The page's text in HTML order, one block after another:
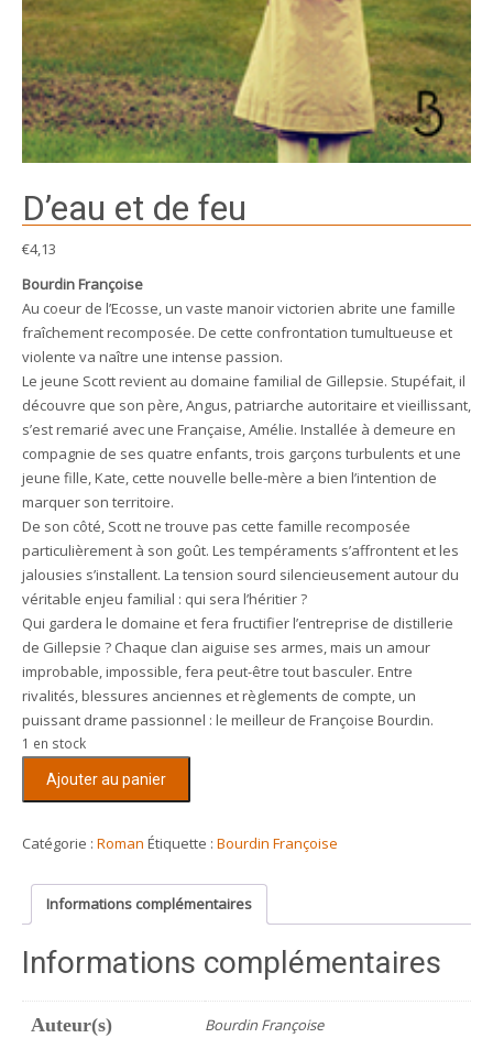
D’eau et de feu
€4,13
Bourdin Françoise
Au coeur de l’Ecosse, un vaste manoir victorien abrite une famille
fraîchement recomposée. De cette confrontation tumultueuse et
violente va naître une intense passion.
Le jeune Scott revient au domaine familial de Gillepsie. Stupéfait, il
découvre que son père, Angus, patriarche autoritaire et vieillissant,
s’est remarié avec une Française, Amélie. Installée à demeure en
compagnie de ses quatre enfants, trois garçons turbulents et une
jeune fille, Kate, cette nouvelle belle-mère a bien l’intention de
marquer son territoire.
De son côté, Scott ne trouve pas cette famille recomposée
particulièrement à son goût. Les tempéraments s’affrontent et les
jalousies s’installent. La tension sourd silencieusement autour du
véritable enjeu familial : qui sera l’héritier ?
Qui gardera le domaine et fera fructifier l’entreprise de distillerie
de Gillepsie ? Chaque clan aiguise ses armes, mais un amour
improbable, impossible, fera peut-être tout basculer. Entre
rivalités, blessures anciennes et règlements de compte, un
puissant drame passionnel : le meilleur de Françoise Bourdin.
1 en stock
et
feu
Ajouter au panier
Catégorie : Roman Étiquette : Bourdin Françoise
Informations complémentaires
Informations complémentaires
Auteur(s) Bourdin Françoise